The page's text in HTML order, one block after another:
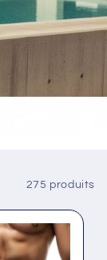
275 produits